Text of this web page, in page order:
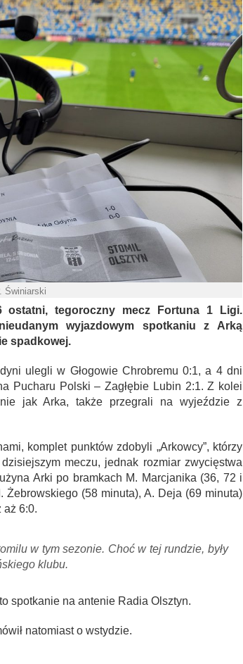
Świniarski
ostatni, tegoroczny mecz Fortuna 1 Ligi.
wyjazdowym spotkaniu z Arką
spadkowej.
ulegli w Głogowie Chrobremu 0:1, a 4 dni
Pucharu Polski – Zagłębie Lubin 2:1. Z kolei
jak Arka, także przegrali na wyjeździe z
komplet punktów zdobyli „Arkowcy”, którzy
meczu, jednak rozmiar zwycięstwa
Arki po bramkach M. Marcjanika (36, 72 i
Żebrowskiego (58 minuta), A. Deja (69 minuta)
aż 6:0.
w tym sezonie. Choć w tej rundzie, były
klubu.
spotkanie na antenie Radia Olsztyn.
natomiast o wstydzie.